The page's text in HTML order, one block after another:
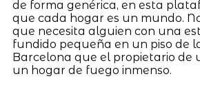
de forma genérica, en esta
que cada hogar es un mundo.
que necesita alguien con una
fundido pequeña en un piso de
Barcelona que el propietario de
un hogar de fuego inmenso.